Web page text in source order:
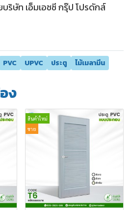
ริษัท เอ็มเอชซี กรุ๊ป โปรดักส์
PVC UPVC ประตู
ไม้เมลามีน
ง
สินค้าใหม่
ขาย